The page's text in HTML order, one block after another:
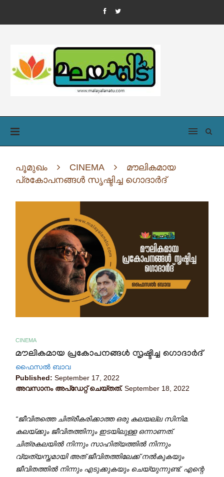
പൂമുഖം CINEMA
മൗലികമായ
പ്രകോപനങ്ങൾ സൃഷ്ടിച്ച ഗൊദാർദ്
CINEMA
മൗലികമായ പ്രകോപനങ്ങൾ സൃഷ്ടിച്ച ഗൊദാർദ്
ഫൈസൽ ബാവ
Published: September 17, 2022
അവസാനം അപ്ഡേറ്റ് ചെയ്തത്. September 18, 2022
“ജീവിതത്തെ ചിത്രീകരിക്കാത്ത ഒരു കലയല്ല സിനിമ.
കലയ്ക്കും ജീവിതത്തിനും ഇടയിലുള്ള ഒന്നാണത്.
ചിത്രകലയിൽ നിന്നും സാഹിത്യത്തിൽ നിന്നും
വ്യത്യസ്തമായി അത് ജീവിതത്തിലേക്ക് നൽകുകയും
ജീവിതത്തിൽ നിന്നും എടുക്കുകയും ചെയ്യുന്നുണ്ട്. എന്റെ